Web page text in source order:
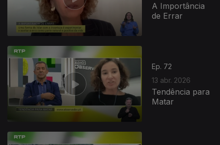
A Importância
de Errar
Ep. 72
13 abr. 2026
Tendência para
Matar